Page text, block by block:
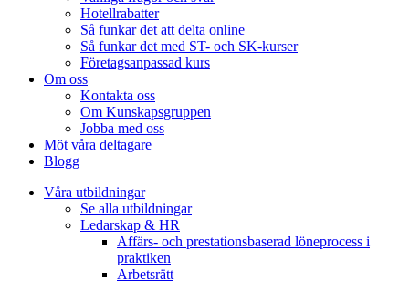
Hotellrabatter
Så funkar det att delta online
Så funkar det med ST- och SK-kurser
Företagsanpassad kurs
Om oss
Kontakta oss
Om Kunskapsgruppen
Jobba med oss
Möt våra deltagare
Blogg
Våra utbildningar
Se alla utbildningar
Ledarskap & HR
Affärs- och prestationsbaserad löneprocess i
praktiken
Arbetsrätt